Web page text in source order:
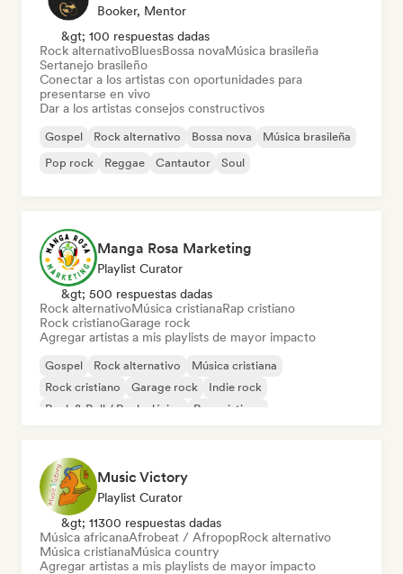
Booker, Mentor
&gt; 100 respuestas dadas
Rock alternativoBluesBossa novaMúsica brasileña
Sertanejo brasileño
Conectar a los artistas con oportunidades para
presentarse en vivo
Dar a los artistas consejos constructivos
Gospel Rock alternativo Bossa nova
Música brasileña
Pop rock
Reggae Cantautor Soul
Manga Rosa Marketing
Playlist Curator
&gt; 500 respuestas dadas
Rock alternativoMúsica cristianaRap cristiano
Rock cristianoGarage rock
Agregar artistas a mis playlists de mayor impacto
Gospel Rock alternativo
Música cristiana
Rock cristiano
Garage rock
Indie rock
Rock & Roll / Rock clásico
Rap cristiano
Music Victory
Playlist Curator
&gt; 11300 respuestas dadas
Música africanaAfrobeat / AfropopRock alternativo
Música cristianaMúsica country
Agregar artistas a mis playlists de mayor impacto